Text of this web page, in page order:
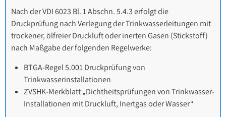
Nach der VDI 6023 Bl. 1 Abschn. 5.4.3 erfolgt die
Druckprüfung nach Verlegung der Trinkwasserleitungen mit
trockener, ölfreier Druckluft oder inerten Gasen (Stickstoff)
nach Maßgabe der folgenden Regelwerke:
BTGA-Regel 5.001 Druckprüfung von
Trinkwasserinstallationen
ZVSHK-Merkblatt „Dichtheitsprüfungen von Trinkwasser-
Installationen mit Druckluft, Inertgas oder Wasser“